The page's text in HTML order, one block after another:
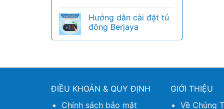
Hướng dẫn cài đặt tủ
đông Berjaya
ĐIỀU KHOẢN & QUY ĐỊNH
Chính sách bảo mật
GIỚI THIỆU
Về Chúng